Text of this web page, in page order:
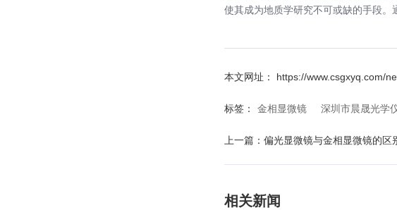
使其成为地质学研究不可或缺的手段。
本文网址： https://www.csgxyq.com/
标签： 金相显微镜 深圳市晨晟光学
上一篇： 偏光显微镜与金相显微镜的区
相关新闻